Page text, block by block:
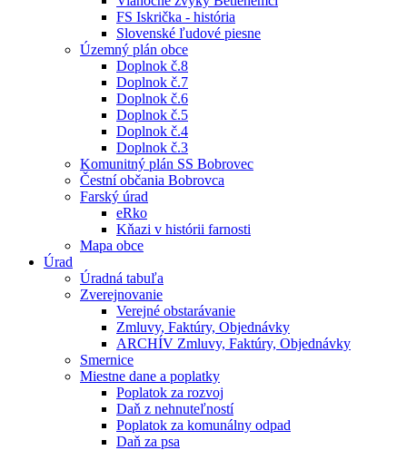
FS Iskrička - história
Slovenské ľudové piesne
Územný plán obce
Doplnok č.8
Doplnok č.7
Doplnok č.6
Doplnok č.5
Doplnok č.4
Doplnok č.3
Komunitný plán SS Bobrovec
Čestní občania Bobrovca
Farský úrad
eRko
Kňazi v histórii farnosti
Mapa obce
Úrad
Úradná tabuľa
Zverejnovanie
Verejné obstarávanie
Zmluvy, Faktúry, Objednávky
ARCHÍV Zmluvy, Faktúry, Objednávky
Smernice
Miestne dane a poplatky
Poplatok za rozvoj
Daň z nehnuteľností
Poplatok za komunálny odpad
Daň za psa